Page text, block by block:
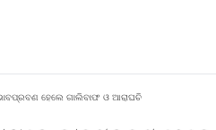
ହେଲେ ଗାଲିବାଫ ଓ ଆରାଘଚି